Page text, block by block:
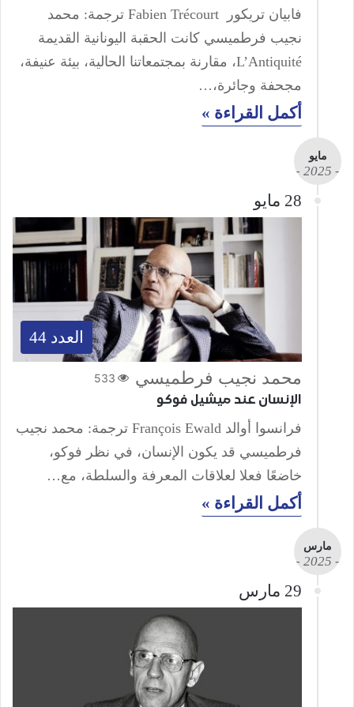
فابيان تريكور Fabien Trécourt ترجمة: محمد
نجيب فرطميسي كانت الحقبة اليونانية القديمة
L’Antiquité، مقارنة بمجتمعاتنا الحالية، بيئة عنيفة،
مجحفة وجائرة،…
أكمل القراءة »
مايو
- 2025 -
28 مايو
العدد 44
محمد نجيب فرطميسي 533
الإنسان عند ميشيل فوكو
فرانسوا أوالد François Ewald ترجمة: محمد نجيب
فرطميسي قد يكون الإنسان، في نظر فوكو،
خاضعًا فعلا لعلاقات المعرفة والسلطة، مع…
أكمل القراءة »
مارس
- 2025 -
29 مارس